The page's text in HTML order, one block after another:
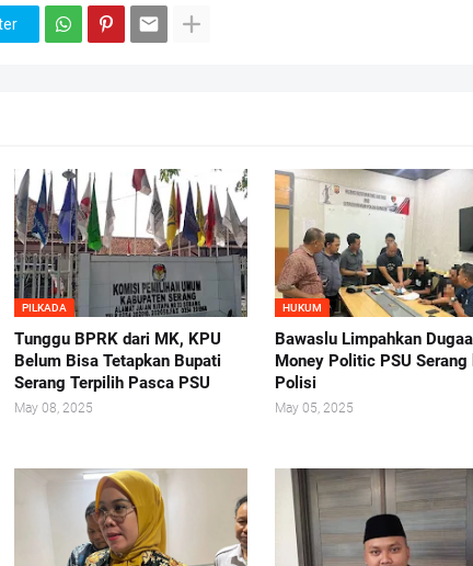
PILKADA
Tunggu BPRK dari MK, KPU
Belum Bisa Tetapkan Bupati
Serang Terpilih Pasca PSU
May 08, 2025
HUKUM
Bawaslu Limpahkan
Money Politic PSU Serang
Polisi
May 05, 2025